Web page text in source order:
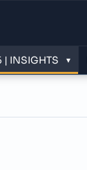
| INSIGHTS ▾